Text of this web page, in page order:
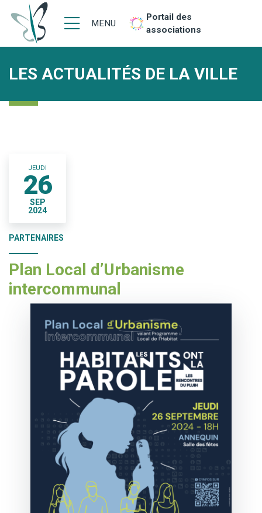
MENU
Portail des
associations
LES ACTUALITÉS DE LA VILLE
JEUDI
26
SEP
2024
PARTENAIRES
Plan Local d’Urbanisme
intercommunal